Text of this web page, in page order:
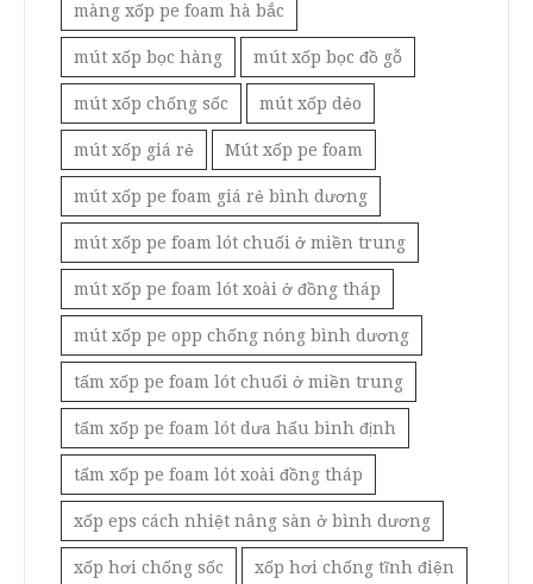
màng xốp pe foam hà bắc
mút xốp bọc hàng mút xốp bọc đồ gỗ
mút xốp chống sốc mút xốp dẻo
mút xốp giá rẻ Mút xốp pe foam
mút xốp pe foam giá rẻ bình dương
mút xốp pe foam lót chuối ở miền trung
mút xốp pe foam lót xoài ở đồng tháp
mút xốp pe opp chống nóng bình dương
tấm xốp pe foam lót chuối ở miền trung
tấm xốp pe foam lót dưa hấu bình định
tấm xốp pe foam lót xoài đồng tháp
xốp eps cách nhiệt nâng sàn ở bình dương
xốp hơi chống sốc xốp hơi chống tĩnh điện